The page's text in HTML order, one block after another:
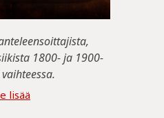
1800- ja 1900-
lisää